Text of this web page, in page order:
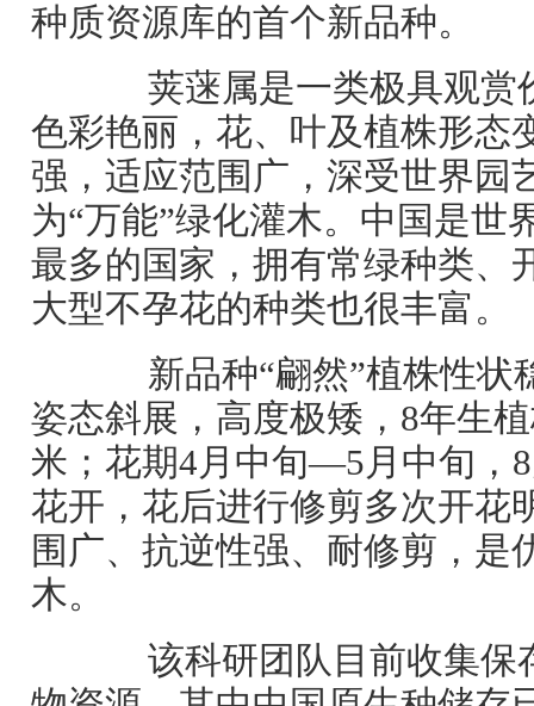
种质资源库的首个新品种。
荚蒾属是一类极具观赏
色彩艳丽，花、叶及植株形态
强，适应范围广，深受世界园
为“万能”绿化灌木。中国是世
最多的国家，拥有常绿种类、
大型不孕花的种类也很丰富。
新品种“翩然”植株性状
姿态斜展，高度极矮，8年生
米；花期4月中旬—5月中旬，
花开，花后进行修剪多次开花
围广、抗逆性强、耐修剪，是
木。
该科研团队目前收集保